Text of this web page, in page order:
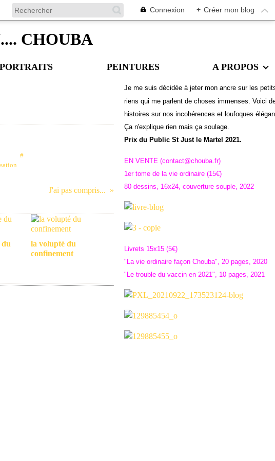
Connexion + Créer mon blog
CHOUBA
PORTRAITS PEINTURES
A PROPOS
#
J'ai pas compris...
du
la volupté du
confinement
Je me suis décidée à jeter mon ancre sur les
riens qui me parlent de choses immenses. Voici
histoires sur nos incohérences et loufoques
Ça n'explique rien mais ça soulage.
Prix du Public St Just le Martel 2021.
EN VENTE (contact@chouba.fr)
1er tome de la vie ordinaire (15€)
80 dessins, 16x24, couverture souple, 2022
Livrets 15x15 (5€)
"La vie ordinaire façon Chouba", 20 pages, 2020
"Le trouble du vaccin en 2021", 10 pages, 2021